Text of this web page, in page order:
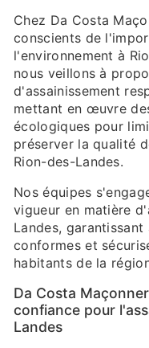
Chez Da Costa
conscients de
l'environnement à
nous veillons à
d'assainissement
mettant en œuvre
écologiques pour
préserver la qualité
Rion-des-Landes.
Nos équipes
vigueur en matière
Landes,
conformes et
habitants de la
Da Costa
confiance pour
Landes